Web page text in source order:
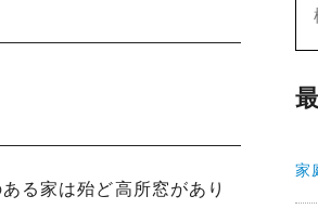
る家は殆ど高所窓があり
家